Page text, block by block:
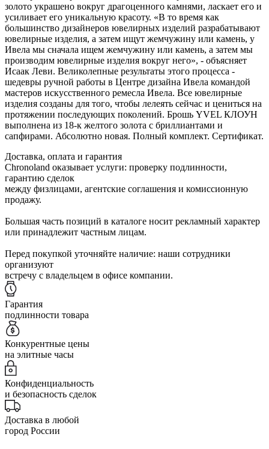
золото украшено вокруг драгоценного камнями, ласкает его и
усиливает его уникальную красоту. «В то время как
большинство дизайнеров ювелирных изделий разрабатывают
ювелирные изделия, а затем ищут жемчужину или камень, у
Ивела мы сначала ищем жемчужину или камень, а затем мы
производим ювелирные изделия вокруг него», - объясняет
Исаак Леви. Великолепные результаты этого процесса -
шедевры ручной работы в Центре дизайна Ивела командой
мастеров искусственного ремесла Ивела. Все ювелирные
изделия созданы для того, чтобы лелеять сейчас и цениться на
протяжении последующих поколений. Брошь YVEL КЛОУН
выполнена из 18-к желтого золота с бриллиантами и
сапфирами. Абсолютно новая. Полный комплект. Сертификат.
Доставка, оплата и гарантия
Chronoland оказывает услуги: проверку подлинности,
гарантию сделок
между физлицами, агентские соглашения и комиссионную
продажу.
Большая часть позиций в каталоге носит рекламный характер
или принадлежит частным лицам.
Перед покупкой уточняйте наличие: наши сотрудники
организуют
встречу с владельцем в офисе компании.
Гарантия
подлинности товара
Конкурентные цены
на элитные часы
Конфиденциальность
и безопасность сделок
Доставка в любой
город России